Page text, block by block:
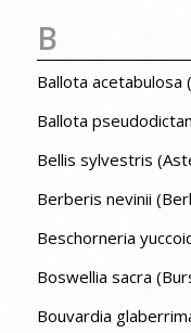
B
Ballota acetabulosa
Ballota
Bellis sylvestris
Berberis nevinii
Beschorneria
Boswellia sacra
Bouvardia